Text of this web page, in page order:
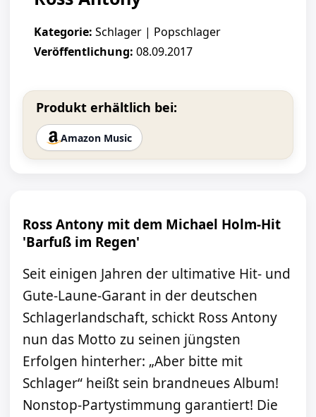
Kategorie: Schlager | Popschlager
Veröffentlichung: 08.09.2017
Produkt erhältlich bei:
Amazon Music
Ross Antony mit dem Michael Holm-Hit
'Barfuß im Regen'
Seit einigen Jahren der ultimative Hit- und
Gute-Laune-Garant in der deutschen
Schlagerlandschaft, schickt Ross Antony
nun das Motto zu seinen jüngsten
Erfolgen hinterher: „Aber bitte mit
Schlager“ heißt sein brandneues Album!
Nonstop-Partystimmung garantiert! Die